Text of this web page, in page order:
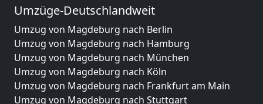
Umzüge-Deutschlandweit
Umzug von Magdeburg nach Berlin
Umzug von Magdeburg nach Hamburg
Umzug von Magdeburg nach München
Umzug von Magdeburg nach Köln
Umzug von Magdeburg nach Frankfurt am Main
Umzug von Magdeburg nach Stuttgart